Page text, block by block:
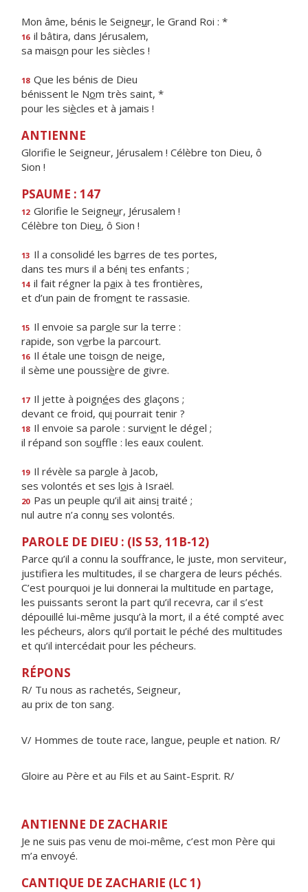
Mon âme, bénis le Seigneur, le Grand Roi : *
16 il bâtira, dans Jérusalem,
sa maison pour les siècles !
18 Que les bénis de Dieu
bénissent le Nom très saint, *
pour les siècles et à jamais !
ANTIENNE
Glorifie le Seigneur, Jérusalem ! Célèbre ton Dieu, ô
Sion !
PSAUME : 147
12 Glorifie le Seigneur, Jérusalem !
Célèbre ton Dieu, ô Sion !
13 Il a consolidé les barres de tes portes,
dans tes murs il a béni tes enfants ;
14 il fait régner la paix à tes frontières,
et d’un pain de froment te rassasie.
15 Il envoie sa parole sur la terre :
rapide, son verbe la parcourt.
16 Il étale une toison de neige,
il sème une poussière de givre.
17 Il jette à poignées des glaçons ;
devant ce froid, qui pourrait tenir ?
18 Il envoie sa parole : survient le dégel ;
il répand son souffle : les eaux coulent.
19 Il révèle sa parole à Jacob,
ses volontés et ses lois à Israël.
20 Pas un peuple qu’il ait ainsi traité ;
nul autre n’a connu ses volontés.
PAROLE DE DIEU : (IS 53, 11B-12)
Parce qu’il a connu la souffrance, le juste, mon serviteur,
justifiera les multitudes, il se chargera de leurs péchés.
C’est pourquoi je lui donnerai la multitude en partage,
les puissants seront la part qu’il recevra, car il s’est
dépouillé lui-même jusqu’à la mort, il a été compté avec
les pécheurs, alors qu’il portait le péché des multitudes
et qu’il intercédait pour les pécheurs.
RÉPONS
R/ Tu nous as rachetés, Seigneur,
au prix de ton sang.
V/ Hommes de toute race, langue, peuple et nation. R/
Gloire au Père et au Fils et au Saint-Esprit. R/
ANTIENNE DE ZACHARIE
Je ne suis pas venu de moi-même, c’est mon Père qui
m’a envoyé.
CANTIQUE DE ZACHARIE (LC 1)